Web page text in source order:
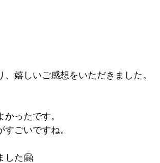
嬉しいご感想をいただきました。
ったです。
ごいですね。
した🤗